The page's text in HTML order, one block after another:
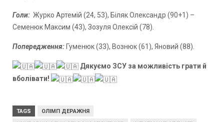
Голи: Журко Артемій (24, 53), Біляк Олександр (90+1) –
Семенюк Максим (43), Зозуля Олексій (78).
Попередження: Гуменюк (33), Вознюк (61), Яновий (88).
Дякуємо ЗСУ за можливість грати й
вболівати!
TAGS
ОЛІМП ДЕРАЖНЯ